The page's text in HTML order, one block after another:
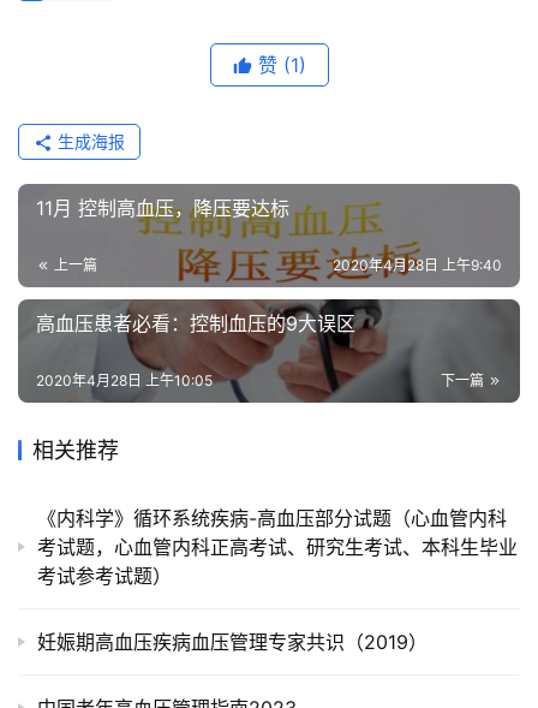
区
赞 (1)
生成海报
11月 控制高血压，降压要达标
上一篇 2020年4月28日 上午9:40
高血压患者必看：控制血压的9大误区
下一篇
2020年4月28日 上午10:05
相关推荐
《内科学》循环系统疾病-高血压部分试题（心血管内科
考试题，心血管内科正高考试、研究生考试、本科生毕业
考试参考试题）
妊娠期高血压疾病血压管理专家共识（2019）